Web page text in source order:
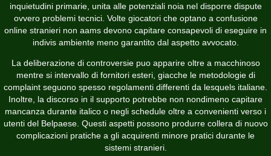
inquietudini primarie, unita alle potenziali noia nel disporre dispute
ovvero problemi tecnici. Volte giocatori che optano a confusione
online stranieri non aams devono capitare consapevoli di eseguire in
indivis ambiente meno garantito dal aspetto avvocato.
La deliberazione di controversie puo apparire oltre a macchinoso
mentre si intervallo di fornitori esteri, giacche le metodologie di
complaint seguono spesso regolamenti differenti da lesquels italiane.
Inoltre, la discorso in il supporto potrebbe non nondimeno capitare
mancanza durante italico o negli schedule oltre a convenienti verso i
utenti del Belpaese. Questi aspetti possono produrre collera di nuovo
complicazioni pratiche a gli acquirenti minore pratici durante le
sistemi stranieri.